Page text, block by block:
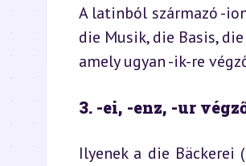
A latinból származó -
die Musik, die Basis,
amely ugyan -ik-re
3. -ei, -enz, -ur
Ilyenek a die Bäckerei